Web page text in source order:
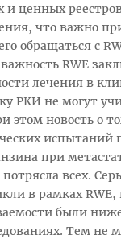
ценных
что важно
обращаться с
RWE
лечения в
РКИ не могут
этом новость о
испытаний
при
всех.
в рамках RWE,
были
Тем не